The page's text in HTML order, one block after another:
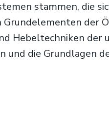
stammen, die
der
Hebeltechniken der
und die Grundlagen